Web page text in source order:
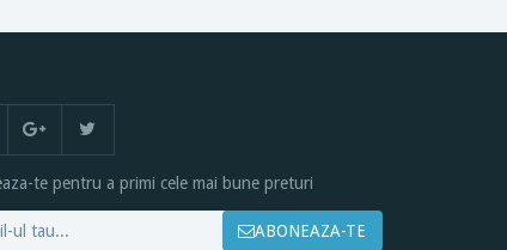
te pentru a primi cele mai bune preturi
ABONEAZA-TE